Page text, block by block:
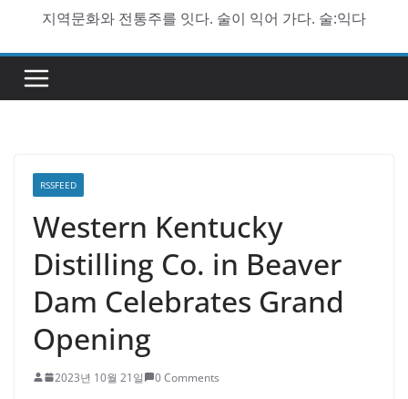
지역문화와 전통주를 잇다. 술이 익어 가다. 술:익다
RSSFEED
Western Kentucky
Distilling Co. in Beaver
Dam Celebrates Grand
Opening
2023년 10월 21일 0 Comments